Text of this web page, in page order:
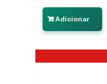
Adicionar